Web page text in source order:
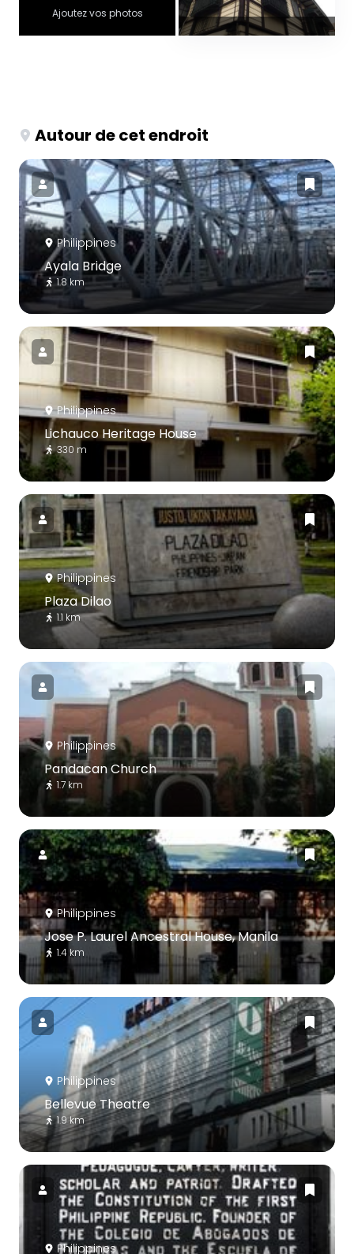
Ajoutez vos photos
Autour de cet endroit
Philippines
Ayala Bridge
1.8 km
Philippines
Lichauco Heritage House
330 m
Philippines
Plaza Dilao
1.1 km
Philippines
Pandacan Church
1.7 km
Philippines
Jose P. Laurel Ancestral House, Manila
1.4 km
Philippines
Bellevue Theatre
1.9 km
Philippines